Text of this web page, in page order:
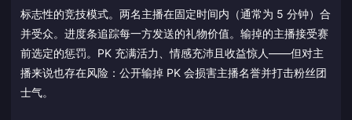
标志性的竞技模式。两名主播在固定时间内（通常为 5 分钟）合
并受众。进度条追踪每一方发送的礼物价值。输掉的主播接受赛
前选定的惩罚。PK 充满活力、情感充沛且收益惊人——但对主
播来说也存在风险：公开输掉 PK 会损害主播名誉并打击粉丝团
士气。